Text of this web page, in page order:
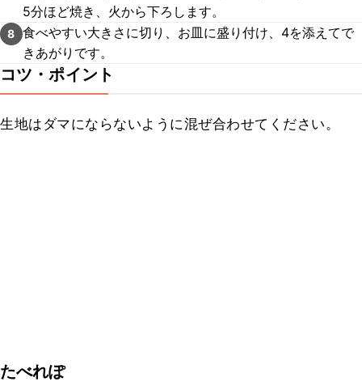
5分ほど焼き、火から下ろします。
8 食べやすい大きさに切り、お皿に盛り付け、4を添えてで
きあがりです。
コツ・ポイント
生地はダマにならないように混ぜ合わせてください。
たべれぽ